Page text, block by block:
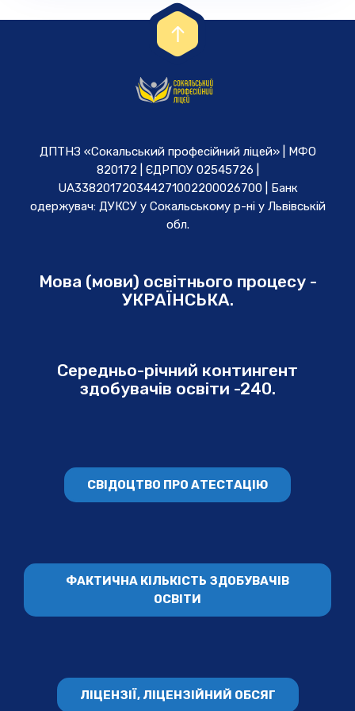
ДПТНЗ «Сокальський професійний ліцей» | МФО
820172 | ЄДРПОУ 02545726 |
UA338201720344271002200026700 | Банк
одержувач: ДУКСУ у Cокальському р-ні у Львівській
обл.
Мова (мови) освітнього процесу -
УКРАЇНСЬКА.
Середньо-річний контингент
здобувачів освіти -240.
СВІДОЦТВО ПРО АТЕСТАЦІЮ
ФАКТИЧНА КІЛЬКІСТЬ ЗДОБУВАЧІВ
ОСВІТИ
ЛІЦЕНЗІЇ, ЛІЦЕНЗІЙНИЙ ОБСЯГ